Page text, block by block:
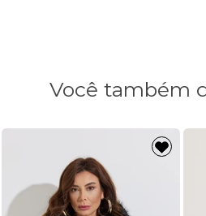
Você também